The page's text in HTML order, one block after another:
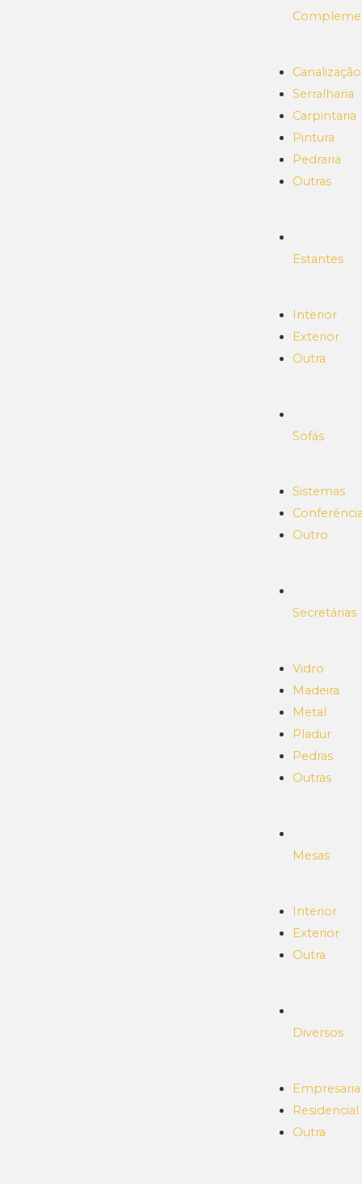
Canalização
Serralharia
Carpintaria
Pintura
Pedraria
Outras
Estantes
Interior
Exterior
Outra
Sofás
Sistemas
Outro
Secretárias
Vidro
Madeira
Metal
Pladur
Pedras
Outras
Mesas
Interior
Exterior
Outra
Diversos
Residencial
Outra